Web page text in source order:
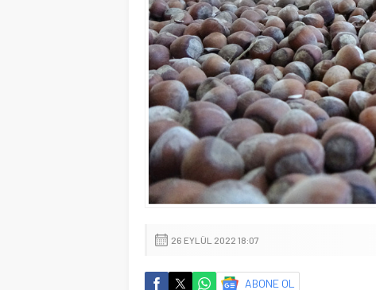
26 EYLÜL 2022 18:07
ABONE OL